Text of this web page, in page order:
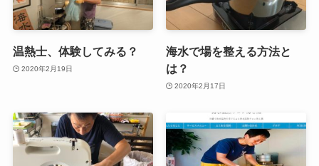
温熱士、体験してみる？
2020年2月19日
海水で場を整える方法と
は？
2020年2月17日